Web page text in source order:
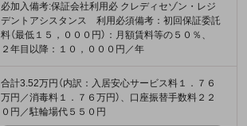
必加入備考:保証会社利用必 クレディセゾン・レジ
デントアシスタンス 利用必須備考：初回保証委託
料（最低１５，０００円）：月額賃料等の５０％、
２年目以降：１０，０００円／年
合計3.52万円（内訳：入居安心サービス料１．７６
万円／消毒料１．７６万円）、口座振替手数料２２
０円／駐輪場代５５０円